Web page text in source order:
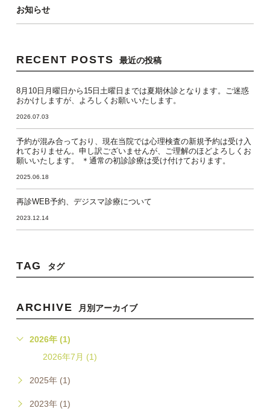
お知らせ
RECENT POSTS 最近の投稿
8月10日月曜日から15日土曜日までは夏期休診となります。ご迷惑
おかけしますが、よろしくお願いいたします。
2026.07.03
予約が混み合っており、現在当院では心理検査の新規予約は受け入
れておりません。申し訳ございませんが、ご理解のほどよろしくお
願いいたします。 ＊通常の初診診療は受け付けております。
2025.06.18
再診WEB予約、デジスマ診療について
2023.12.14
TAG タグ
ARCHIVE 月別アーカイブ
2026年 (1)
2026年7月 (1)
2025年 (1)
2023年 (1)